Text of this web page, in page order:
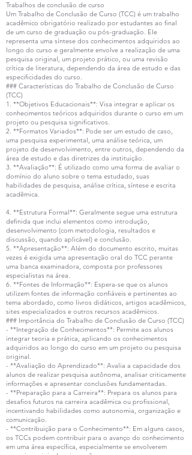
Trabalhos de conclusão de curso
Um Trabalho de Conclusão de Curso (TCC) é um trabalho
acadêmico obrigatório realizado por estudantes ao final
de um curso de graduação ou pós-graduação. Ele
representa uma síntese dos conhecimentos adquiridos ao
longo do curso e geralmente envolve a realização de uma
pesquisa original, um projeto prático, ou uma revisão
crítica de literatura, dependendo da área de estudo e das
especificidades do curso.
### Características do Trabalho de Conclusão de Curso
(TCC)
1. **Objetivos Educacionais**: Visa integrar e aplicar os
conhecimentos teóricos adquiridos durante o curso em um
projeto ou pesquisa significativos.
2. **Formatos Variados**: Pode ser um estudo de caso,
uma pesquisa experimental, uma análise teórica, um
projeto de desenvolvimento, entre outros, dependendo da
área de estudo e das diretrizes da instituição.
3. **Avaliação**: É utilizado como uma forma de avaliar o
domínio do aluno sobre o tema estudado, suas
habilidades de pesquisa, análise crítica, síntese e escrita
acadêmica.
4. **Estrutura Formal**: Geralmente segue uma estrutura
definida que inclui elementos como introdução,
desenvolvimento (com metodologia, resultados e
discussão, quando aplicável) e conclusão.
5. **Apresentação**: Além do documento escrito, muitas
vezes é exigida uma apresentação oral do TCC perante
uma banca examinadora, composta por professores
especialistas na área.
6. **Fontes de Informação**: Espera-se que os alunos
utilizem fontes de informação confiáveis e pertinentes ao
tema abordado, como livros didáticos, artigos acadêmicos,
sites especializados e outros recursos acadêmicos.
### Importância do Trabalho de Conclusão de Curso (TCC)
- **Integração de Conhecimentos**: Permite aos alunos
integrar teoria e prática, aplicando os conhecimentos
adquiridos ao longo do curso em um projeto ou pesquisa
original.
- **Avaliação do Aprendizado**: Avalia a capacidade dos
alunos de realizar pesquisa autônoma, analisar criticamente
informações e apresentar conclusões fundamentadas.
- **Preparação para a Carreira**: Prepara os alunos para
desafios futuros na carreira acadêmica ou profissional,
incentivando habilidades como autonomia, organização e
comunicação.
- **Contribuição para o Conhecimento**: Em alguns casos,
os TCCs podem contribuir para o avanço do conhecimento
em uma área específica, especialmente se envolverem